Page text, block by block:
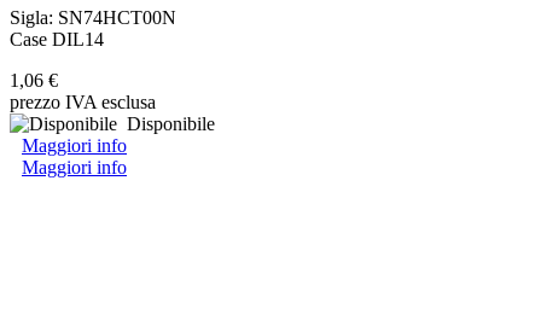
Sigla: SN74HCT00N
Case DIL14
1,06 €
prezzo IVA esclusa
Disponibile
Maggiori info
Maggiori info